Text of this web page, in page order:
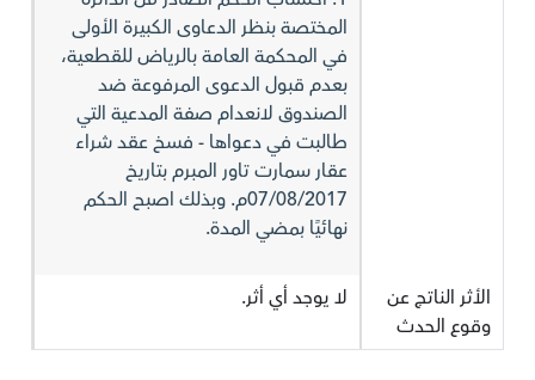
المختصة بنظر الدعاوى الكبيرة الأولى
في المحكمة العامة بالرياض للقطعية،
بعدم قبول الدعوى المرفوعة ضد
الصندوق لانعدام صفة المدعية التي
طالبت في دعواها - فسخ عقد شراء
عقار سمارت تاور المبرم بتاريخ
07/08/2017م. وبذلك اصبح الحكم
نهائيًا بمضي المدة.
الأثر الناتج عن
وقوع الحدث
لا يوجد أي أثر.